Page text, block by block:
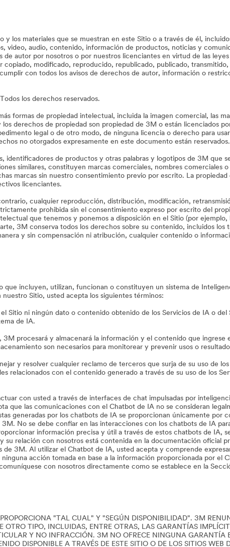
y los materiales que se muestran en este Sitio o a través de él,
video, audio, contenido, información de productos, noticias y
de autor por nosotros o por nuestros licenciantes en virtud de las
modificado, reproducido, republicado, publicado,
con todos los avisos de derechos de autor, información o
los derechos reservados.
formas de propiedad intelectual, incluida la imagen comercial, las
derechos de propiedad son propiedad de 3M o están licenciados
legal o de otro modo, de ninguna licencia o derecho para
no otorgados expresamente en este documento están reservados.
identificadores de productos y otras palabras y logotipos de 3M que
similares, constituyen marcas comerciales, nombres comerciales
marcas sin nuestro consentimiento previo por escrito. La
licenciantes.
cualquier reproducción, distribución, modificación,
prohibida sin el consentimiento expreso por escrito del
que tenemos y ponemos a disposición en el Sitio (por
3M conserva todos los derechos sobre su contenido, incluidos los
y sin compensación ni atribución, cualquier contenido o
que incluyen, utilizan, funcionan o constituyen un sistema de
Sitio, usted acepta los siguientes términos:
Sitio ni ningún dato o contenido obtenido de los Servicios de IA o del
de IA.
procesará y almacenará la información y el contenido que ingrese
son necesarios para monitorear y prevenir usos o
y resolver cualquier reclamo de terceros que surja de su uso de
relacionados con el contenido generado a través de su uso de los
con usted a través de interfaces de chat impulsadas por
que las comunicaciones con el Chatbot de IA no se consideran
generadas por los chatbots de IA se proporcionan únicamente
No se debe confiar en las interacciones con los chatbots de IA
información precisa y útil a través de estos chatbots de IA,
su relación con nosotros está contenida en la documentación oficial
de 3M. Al utilizar el Chatbot de IA, usted acepta y comprende
acción tomada en base a la información proporcionada por el
con nosotros directamente como se establece en la
"TAL CUAL" Y "SEGÚN DISPONIBILIDAD". 3M
OTRO TIPO, INCLUIDAS, ENTRE OTRAS, LAS GARANTÍAS
Y NO INFRACCIÓN. 3M NO OFRECE NINGUNA
DISPONIBLE A TRAVÉS DE ESTE SITIO O DE LOS SITIOS WEB